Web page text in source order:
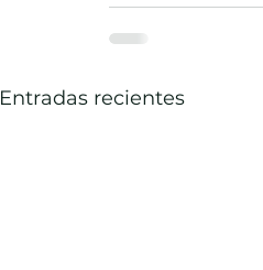
Entradas recientes